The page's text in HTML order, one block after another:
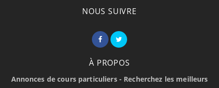
NOUS SUIVRE
À PROPOS
Annonces de cours particuliers - Recherchez les meilleurs